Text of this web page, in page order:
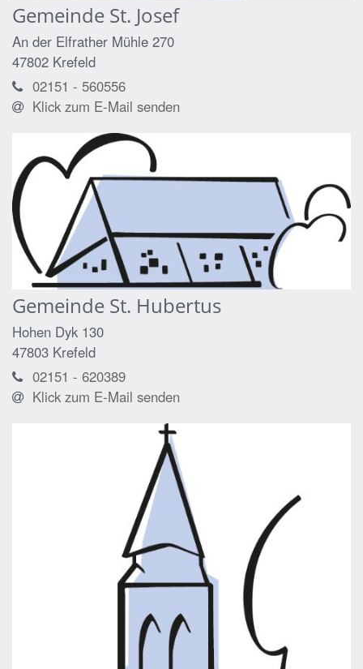
Gemeinde St. Josef
An der Elfrather Mühle 270
47802 Krefeld
02151 - 560556
Klick zum E-Mail senden
Gemeinde St. Hubertus
Hohen Dyk 130
47803 Krefeld
02151 - 620389
Klick zum E-Mail senden